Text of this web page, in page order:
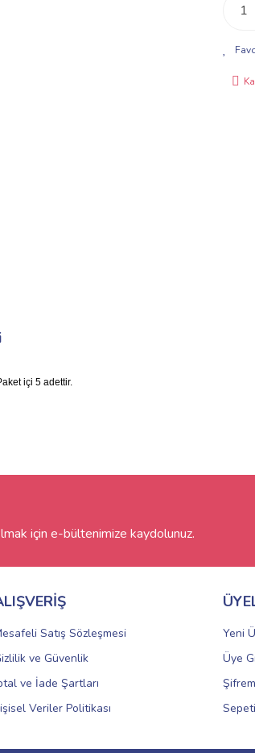
içi 5 adettir.
için e-bültenimize kaydolunuz.
Satış Sözleşmesi
ve Güvenlik
ve İade Şartları
Veriler Politikası
Yeni
Üye